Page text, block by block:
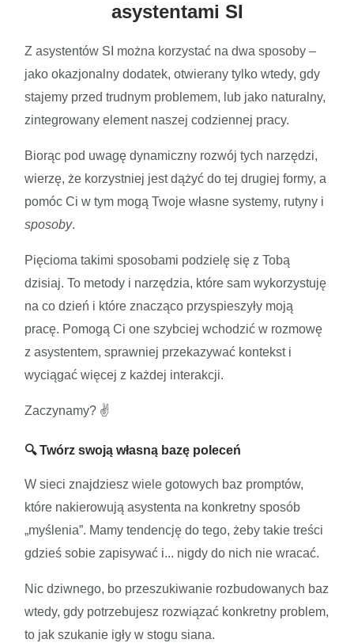
asystentami SI
Z asystentów SI można korzystać na dwa sposoby –
jako okazjonalny dodatek, otwierany tylko wtedy, gdy
stajemy przed trudnym problemem, lub jako naturalny,
zintegrowany element naszej codziennej pracy.
Biorąc pod uwagę dynamiczny rozwój tych narzędzi,
wierzę, że korzystniej jest dążyć do tej drugiej formy, a
pomóc Ci w tym mogą Twoje własne systemy, rutyny i
sposoby.
Pięcioma takimi sposobami podzielę się z Tobą
dzisiaj. To metody i narzędzia, które sam wykorzystuję
na co dzień i które znacząco przyspieszyły moją
pracę. Pomogą Ci one szybciej wchodzić w rozmowę
z asystentem, sprawniej przekazywać kontekst i
wyciągać więcej z każdej interakcji.
Zaczynamy? ✌️
🔍 Twórz swoją własną bazę poleceń
W sieci znajdziesz wiele gotowych baz promptów,
które nakierowują asystenta na konkretny sposób
„myślenia”. Mamy tendencję do tego, żeby takie treści
gdzieś sobie zapisywać i... nigdy do nich nie wracać.
Nic dziwnego, bo przeszukiwanie rozbudowanych baz
wtedy, gdy potrzebujesz rozwiązać konkretny problem,
to jak szukanie igły w stogu siana.